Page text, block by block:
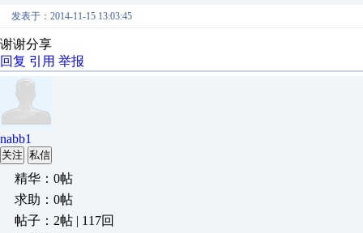
发表于：2014-11-15 13:03:45
谢谢分享
回复 引用 举报
nabb1
关注 私信
精华：0帖
求助：0帖
帖子：2帖 | 117回